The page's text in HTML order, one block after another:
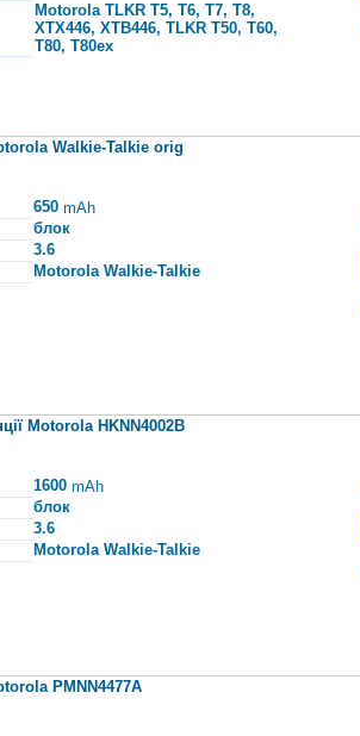
Motorola TLKR T5, T6, T7, T8,
XTX446, XTB446, ТLKR T50, Т60,
T80, T80ex
Walkie-Talkie orig
650 mAh
блок
3.6
Motorola Walkie-Talkie
Motorola HKNN4002B
1600 mAh
блок
3.6
Motorola Walkie-Talkie
PMNN4477A